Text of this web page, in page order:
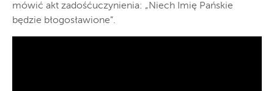
mówić akt zadośćuczynienia: „Niech Imię Pańskie
będzie błogosławione”.